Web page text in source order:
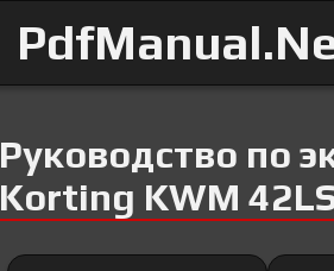
Руководство по
Korting KWM